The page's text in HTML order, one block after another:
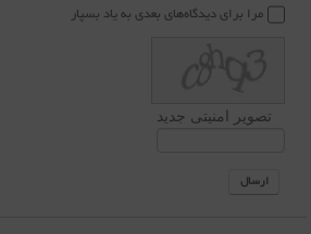
مرا برای دیدگاه‌های بعدی به یاد بسپار
تصویر امنیتی جدید
ارسال